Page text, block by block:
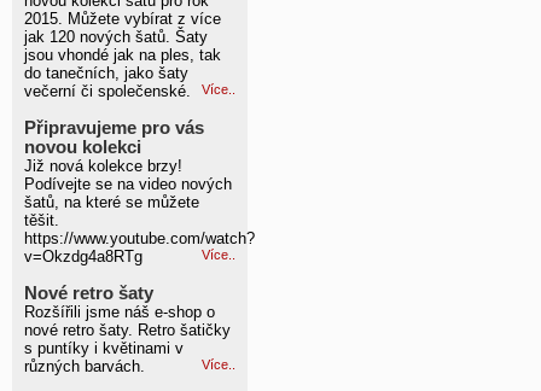
2015. Můžete vybírat z více
jak 120 nových šatů. Šaty
jsou vhondé jak na ples, tak
do tanečních, jako šaty
večerní či společenské.
Více..
Připravujeme pro vás
novou kolekci
Již nová kolekce brzy!
Podívejte se na video nových
šatů, na které se můžete
těšit.
https://www.youtube.com/watch?
v=Okzdg4a8RTg
Více..
Nové retro šaty
Rozšířili jsme náš e-shop o
nové retro šaty. Retro šatičky
s puntíky i květinami v
různých barvách.
Více..